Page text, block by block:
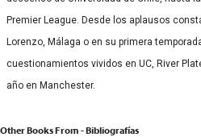
Premier League. Desde los aplausos
Lorenzo, Málaga o en su primera
cuestionamientos vividos en UC, River
año en Manchester.
Other Books From - Bibliografías